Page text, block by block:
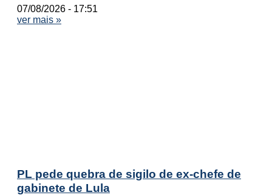
07/08/2026
17:51
ver mais »
PL pede quebra de sigilo de ex-chefe de
gabinete de Lula